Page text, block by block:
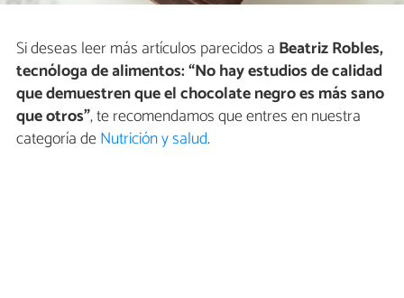
Si deseas leer más artículos parecidos a Beatriz Robles,
tecnóloga de alimentos: “No hay estudios de calidad
que demuestren que el chocolate negro es más sano
que otros”, te recomendamos que entres en nuestra
categoría deNutrición y salud.